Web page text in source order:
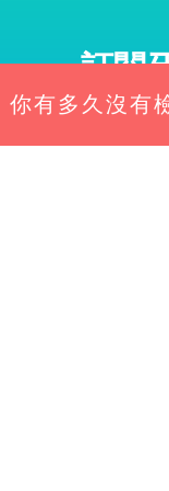
訂閱
小幫手電子報，掌
你有多久沒有